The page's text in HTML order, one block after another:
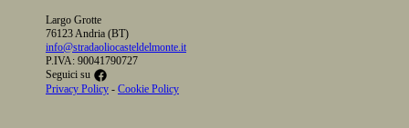
Largo Grotte
76123 Andria (BT)
info@stradaoliocasteldelmonte.it
P.IVA: 90041790727
Seguici su
Privacy Policy - Cookie Policy